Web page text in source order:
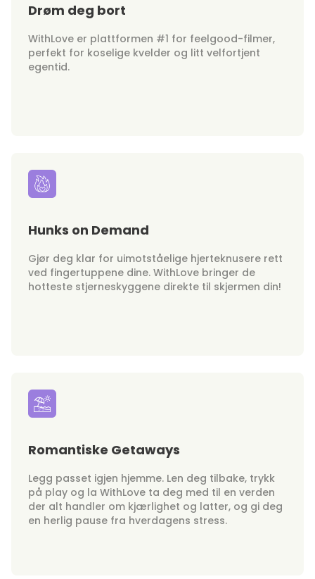
Drøm deg bort
WithLove er plattformen #1 for feelgood-filmer,
perfekt for koselige kvelder og litt velfortjent
egentid.
Hunks on Demand
Gjør deg klar for uimotståelige hjerteknusere rett
ved fingertuppene dine. WithLove bringer de
hotteste stjerneskyggene direkte til skjermen din!
Romantiske Getaways
Legg passet igjen hjemme. Len deg tilbake, trykk
på play og la WithLove ta deg med til en verden
der alt handler om kjærlighet og latter, og gi deg
en herlig pause fra hverdagens stress.